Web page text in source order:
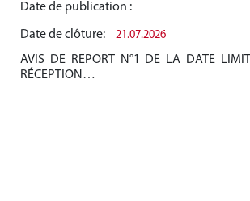
Date de publication :
Date de clôture: 21.07.2026
AVIS DE REPORT N°1 DE LA DATE
RÉCEPTION…